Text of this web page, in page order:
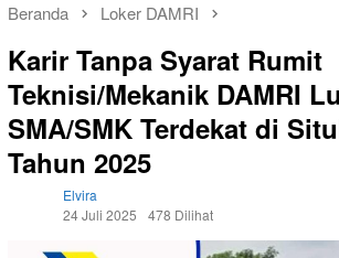
Beranda Loker DAMRI
Karir Tanpa Syarat Rumit
Teknisi/Mekanik DAMRI
SMA/SMK Terdekat di
Tahun 2025
Elvira
24 Juli 2025
478 Dilihat